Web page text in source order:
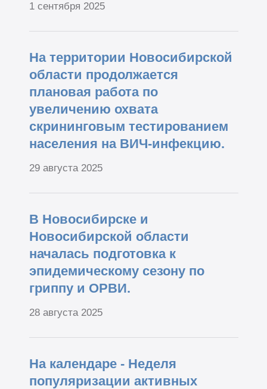
1 сентября 2025
На территории Новосибирской
области продолжается
плановая работа по
увеличению охвата
скрининговым тестированием
населения на ВИЧ-инфекцию.
29 августа 2025
В Новосибирске и
Новосибирской области
началась подготовка к
эпидемическому сезону по
гриппу и ОРВИ.
28 августа 2025
На календаре - Неделя
популяризации активных